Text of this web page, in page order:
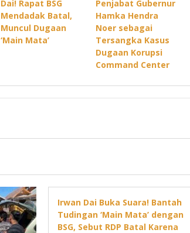
Dai! Rapat BSG
Mendadak Batal,
Muncul Dugaan
‘Main Mata’
Penjabat Gubernur
Hamka Hendra
Noer sebagai
Tersangka Kasus
Dugaan Korupsi
Command Center
Irwan Dai Buka Suara! Bantah
Tudingan ‘Main Mata’ dengan
BSG, Sebut RDP Batal Karena